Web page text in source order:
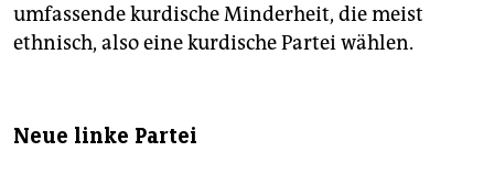
umfassende kurdische Minderheit, die meist
ethnisch, also eine kurdische Partei wählen.
Neue linke Partei